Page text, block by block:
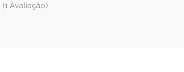
(1 Avaliação)